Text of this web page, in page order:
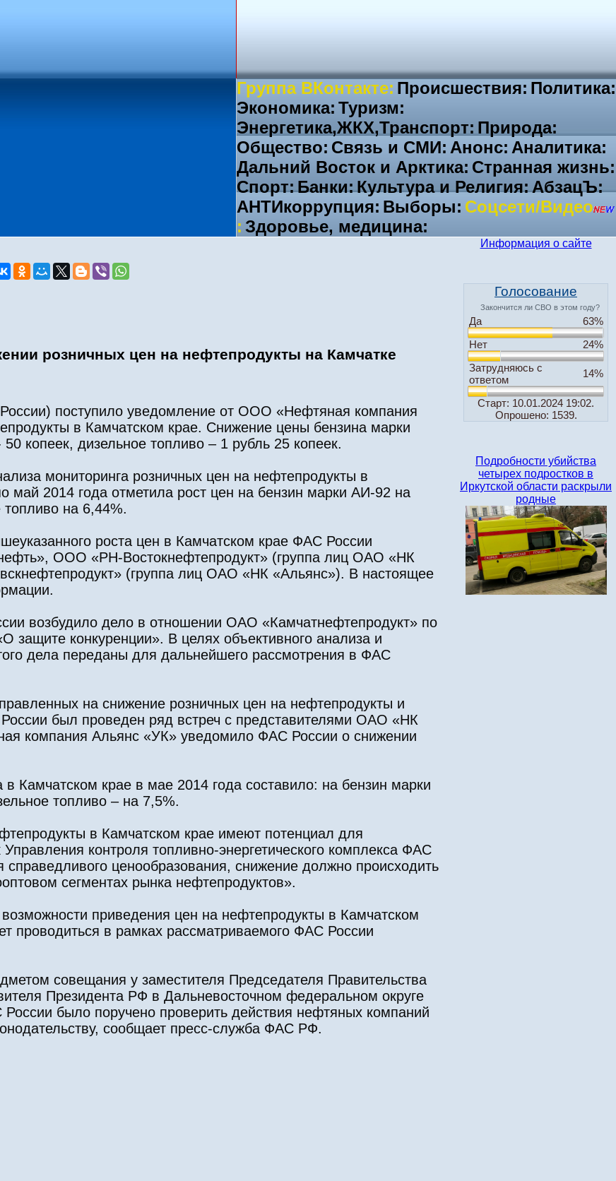
Группа ВКонтакте: Происшествия: Политика:
Экономика: Туризм:
Энергетика,ЖКХ,Транспорт: Природа:
Общество: Связь и СМИ: Анонс: Аналитика:
Дальний Восток и Арктика: Странная жизнь:
Спорт:Банки:Культура и Религия:АбзацЪ:
АНТИкоррупция: Выборы: Соцсети/Видео
: Здоровье, медицина:
розничных цен на нефтепродукты на Камчатке
поступило уведомление от ООО «Нефтяная компания
в Камчатском крае. Снижение цены бензина марки
копеек, дизельное топливо – 1 рубль 25 копеек.
мониторинга розничных цен на нефтепродукты в
май 2014 года отметила рост цен на бензин марки АИ-92 на
на 6,44%.
роста цен в Камчатском крае ФАС России
ООО «РН-Востокнефтепродукт» (группа лиц ОАО «НК
(группа лиц ОАО «НК «Альянс»). В настоящее
возбудило дело в отношении ОАО «Камчатнефтепродукт» по
защите конкуренции». В целях объективного анализа и
дела переданы для дальнейшего рассмотрения в ФАС
на снижение розничных цен на нефтепродукты и
был проведен ряд встреч с представителями ОАО «НК
компания Альянс «УК» уведомило ФАС России о снижении
Камчатском крае в мае 2014 года составило: на бензин марки
топливо – на 7,5%.
в Камчатском крае имеют потенциал для
контроля топливно-энергетического комплекса ФАС
ценообразования, снижение должно происходить
сегментах рынка нефтепродуктов».
приведения цен на нефтепродукты в Камчатском
проводиться в рамках рассматриваемого ФАС России
совещания у заместителя Председателя Правительства
Президента РФ в Дальневосточном федеральном округе
было поручено проверить действия нефтяных компаний
сообщает пресс-служба ФАС РФ.
Информация о сайте
Голосование
Закончится ли СВО в этом году?
Да
63%
Нет
24%
Затрудняюсь с
ответом
14%
Старт: 10.01.2024 19:02.
Опрошено: 1539.
Подробности убийства
четырех подростков в
Иркутской области раскрыли
родные